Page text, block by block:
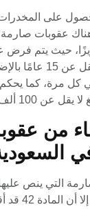
على المخدرات
هناك عقوبات
حيث يتم فرض
في السجن لمدة لا
جلدة في كل مرة، كما
ألف ريال سعودي.
من
التي ينص
المخدرات